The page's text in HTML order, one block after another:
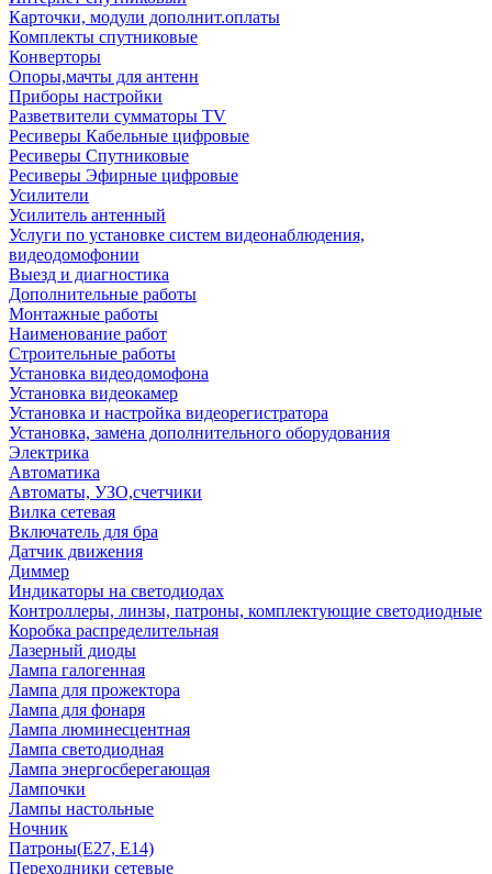
Карточки, модули дополнит.оплаты
Комплекты спутниковые
Конверторы
Опоры,мачты для антенн
Приборы настройки
Разветвители сумматоры TV
Ресиверы Кабельные цифровые
Ресиверы Спутниковые
Ресиверы Эфирные цифровые
Усилители
Усилитель антенный
Услуги по установке систем видеонаблюдения,
видеодомофонии
Выезд и диагностика
Дополнительные работы
Монтажные работы
Наименование работ
Строительные работы
Установка видеодомофона
Установка видеокамер
Установка и настройка видеорегистратора
Установка, замена дополнительного оборудования
Электрика
Автоматика
Автоматы, УЗО,счетчики
Вилка сетевая
Включатель для бра
Датчик движения
Диммер
Индикаторы на светодиодах
Контроллеры, линзы, патроны, комплектующие светодиодные
Коробка распределительная
Лазерный диоды
Лампа галогенная
Лампа для прожектора
Лампа для фонаря
Лампа люминесцентная
Лампа светодиодная
Лампа энергосберегающая
Лампочки
Лампы настольные
Ночник
Патроны(Е27, Е14)
Переходники сетевые